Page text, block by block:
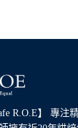
R.O.E】 專注